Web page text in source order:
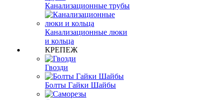
Канализационные трубы
Канализационные люки
и кольца
КРЕПЕЖ
Гвозди
Болты Гайки Шайбы